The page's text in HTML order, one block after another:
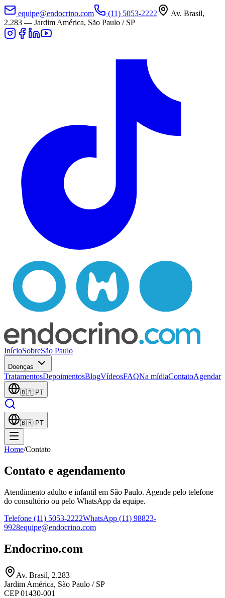
equipe@endocrino.com (11) 5053-2222
Av. Brasil,
2.283 — Jardim América, São Paulo / SP
InícioSobreSão Paulo
Doenças
TratamentosDepoimentosBlogVídeosFAQNa mídiaContatoAgendar
🇧🇷 PT
🇧🇷 PT
Home/Contato
Contato e agendamento
Atendimento adulto e infantil em São Paulo. Agende pelo telefone
do consultório ou pelo WhatsApp da equipe.
Telefone (11) 5053-2222WhatsApp (11) 98823-
9928equipe@endocrino.com
Endocrino.com
Av. Brasil, 2.283
Jardim América, São Paulo / SP
CEP01430-001